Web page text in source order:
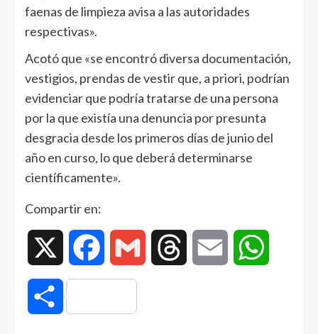
faenas de limpieza avisa a las autoridades
respectivas».
Acotó que «se encontró diversa documentación,
vestigios, prendas de vestir que, a priori, podrían
evidenciar que podría tratarse de una persona
por la que existía una denuncia por presunta
desgracia desde los primeros días de junio del
año en curso, lo que deberá determinarse
científicamente».
Compartir en:
Facebook Gmail Threads Email
Compartir